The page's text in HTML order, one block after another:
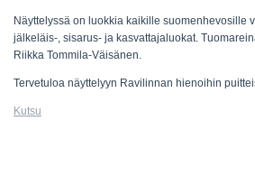
Näyttelyssä on luokkia kaikille suomenhevosille
jälkeläis-, sisarus- ja kasvattajaluokat.
Riikka Tommila-Väisänen.
Tervetuloa näyttelyyn Ravilinnan hienoihin
Kutsu